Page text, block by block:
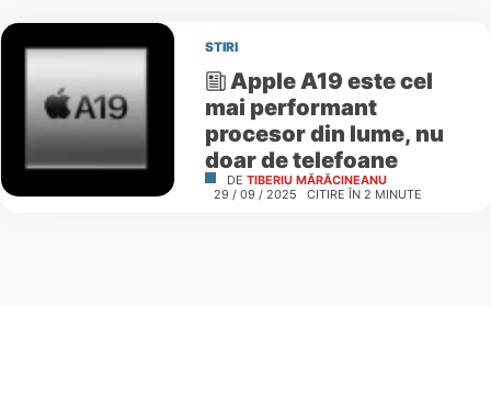
STIRI
Apple A19 este cel
mai performant
procesor din lume, nu
doar de telefoane
DE TIBERIU MĂRĂCINEANU
29 / 09 / 2025
CITIRE ÎN 2 MINUTE